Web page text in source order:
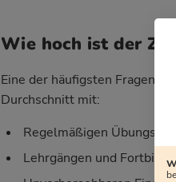
Wie hoch ist der
Eine der häufigsten Fragen
Durchschnitt mit:
Regelmäßigen
Lehrgängen und